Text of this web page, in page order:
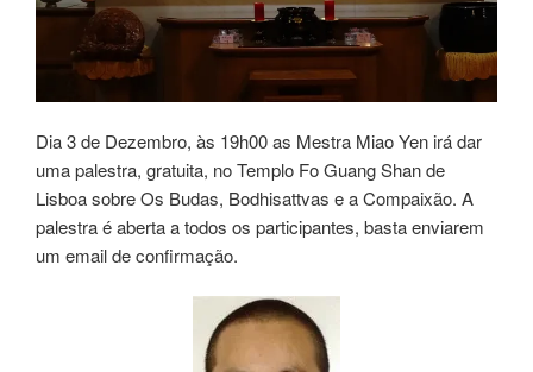
Dia 3 de Dezembro, às 19h00 as Mestra Miao Yen irá dar
uma palestra, gratuita, no Templo Fo Guang Shan de
Lisboa sobre Os Budas, Bodhisattvas e a Compaixão. A
palestra é aberta a todos os participantes, basta enviarem
um email de confirmação.